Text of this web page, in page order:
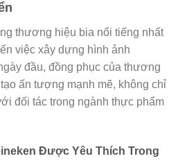
thương hiệu bia nổi tiếng nhất
việc xây dựng hình ảnh
đầu, đồng phục của thương
ấn tượng mạnh mẽ, không chỉ
đối tác trong ngành thực phẩm
Được Yêu Thích Trong